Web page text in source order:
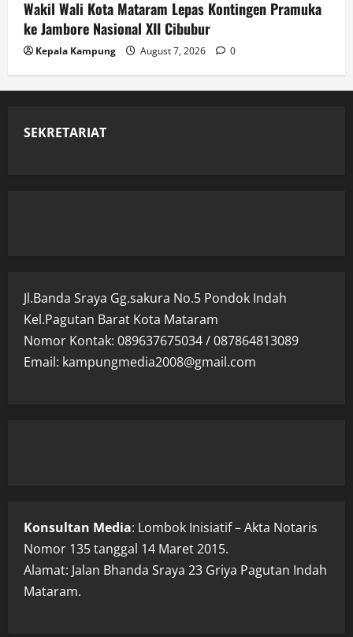
Wakil Wali Kota Mataram Lepas Kontingen Pramuka
ke Jambore Nasional XII Cibubur
Kepala Kampung August 7, 2026 0
SEKRETARIAT
Jl.Banda Sraya Gg.sakura No.5 Pondok Indah
Kel.Pagutan Barat Kota Mataram
Nomor Kontak: 089637675034 / 087864813089
Email: kampungmedia2008@gmail.com
Konsultan Media: Lombok Inisiatif – Akta Notaris
Nomor 135 tanggal 14 Maret 2015.
Alamat: Jalan Bhanda Sraya 23 Griya Pagutan Indah
Mataram.